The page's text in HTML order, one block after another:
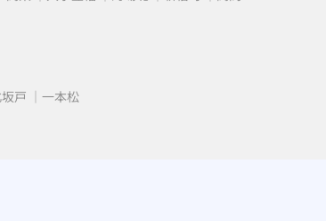
戸 一本松